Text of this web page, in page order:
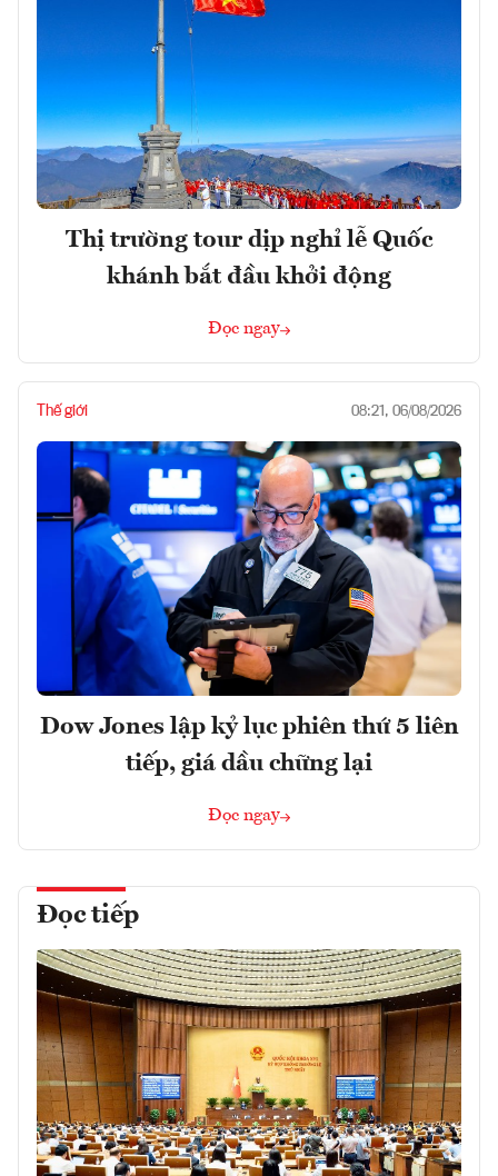
Thị trường tour dịp nghỉ lễ Quốc
khánh bắt đầu khởi động
Đọc ngay
Thế giới 08:21, 06/08/2026
Dow Jones lập kỷ lục phiên thứ 5 liên
tiếp, giá dầu chững lại
Đọc ngay
Đọc tiếp